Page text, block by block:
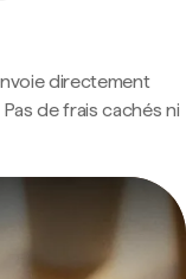
directement
de frais cachés ni